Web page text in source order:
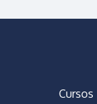
Cursos